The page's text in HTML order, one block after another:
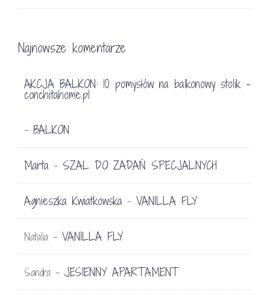
Najnowsze komentarze
AKCJA BALKON: 10 pomysłów na balkonowy stolik -
conchitahome.pl
- BALKON
Marta - SZAL DO ZADAŃ SPECJALNYCH
Agnieszka Kwiatkowska - VANILLA FLY
Natalia - VANILLA FLY
Sandra - JESIENNY APARTAMENT